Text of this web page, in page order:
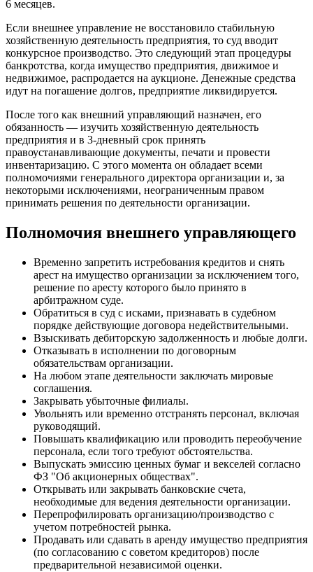
6 месяцев.
Если внешнее управление не восстановило стабильную
хозяйственную деятельность предприятия, то суд вводит
конкурсное производство. Это следующий этап процедуры
банкротства, когда имущество предприятия, движимое и
недвижимое, распродается на аукционе. Денежные средства
идут на погашение долгов, предприятие ликвидируется.
После того как внешний управляющий назначен, его
обязанность — изучить хозяйственную деятельность
предприятия и в 3-дневный срок принять
правоустанавливающие документы, печати и провести
инвентаризацию. С этого момента он обладает всеми
полномочиями генерального директора организации и, за
некоторыми исключениями, неограниченным правом
принимать решения по деятельности организации.
Полномочия внешнего управляющего
Временно запретить истребования кредитов и снять
арест на имущество организации за исключением того,
решение по аресту которого было принято в
арбитражном суде.
Обратиться в суд с исками, признавать в судебном
порядке действующие договора недействительными.
Взыскивать дебиторскую задолженность и любые долги.
Отказывать в исполнении по договорным
обязательствам организации.
На любом этапе деятельности заключать мировые
соглашения.
Закрывать убыточные филиалы.
Увольнять или временно отстранять персонал, включая
руководящий.
Повышать квалификацию или проводить переобучение
персонала, если того требуют обстоятельства.
Выпускать эмиссию ценных бумаг и векселей согласно
ФЗ "Об акционерных обществах".
Открывать или закрывать банковские счета,
необходимые для ведения деятельности организации.
Перепрофилировать организацию/производство с
учетом потребностей рынка.
Продавать или сдавать в аренду имущество предприятия
(по согласованию с советом кредиторов) после
предварительной независимой оценки.